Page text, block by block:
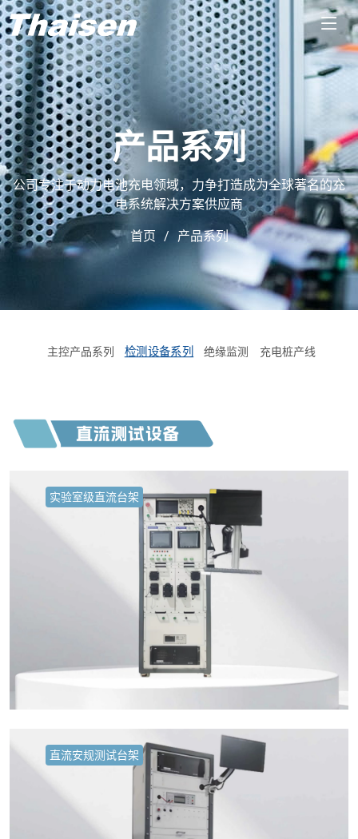
产品系列
公司专注于动力电池充电领域，力争打造成为全球著名的充
电系统解决方案供应商
首页 产品系列
主控产品系列 检测设备系列 绝缘监测 充电桩产线
实验室级直流台架
直流安规测试台架